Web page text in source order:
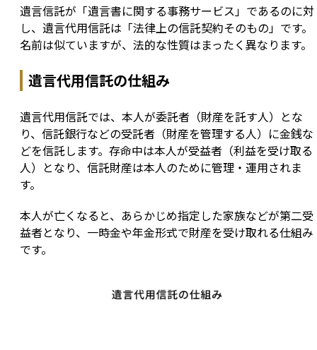
遺言信託が「遺言書に関する事務サービス」であるのに対
し、遺言代用信託は「法律上の信託契約そのもの」です。
名前は似ていますが、法的な性質はまったく異なります。
遺言代用信託の仕組み
遺言代用信託では、本人が委託者（財産を託す人）とな
り、信託銀行などの受託者（財産を管理する人）に金銭な
どを信託します。存命中は本人が受益者（利益を受け取る
人）となり、信託財産は本人のために管理・運用されま
す。
本人が亡くなると、あらかじめ指定した家族などが第二受
益者となり、一時金や年金形式で財産を受け取れる仕組み
です。